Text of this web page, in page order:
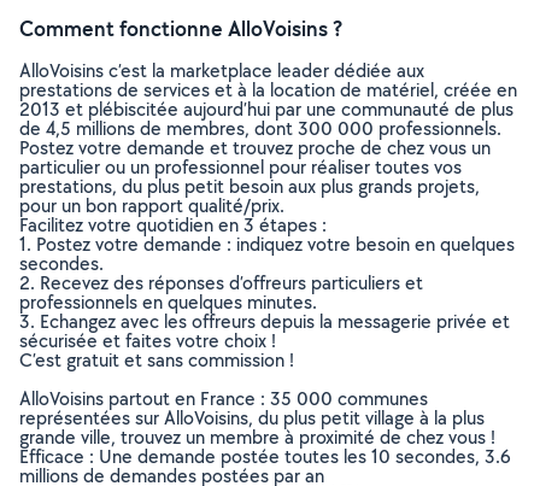
Comment fonctionne AlloVoisins ?
AlloVoisins c’est la marketplace leader dédiée aux
prestations de services et à la location de matériel, créée en
2013 et plébiscitée aujourd’hui par une communauté de plus
de 4,5 millions de membres, dont 300 000 professionnels.
Postez votre demande et trouvez proche de chez vous un
particulier ou un professionnel pour réaliser toutes vos
prestations, du plus petit besoin aux plus grands projets,
pour un bon rapport qualité/prix.
Facilitez votre quotidien en 3 étapes :
1. Postez votre demande : indiquez votre besoin en quelques
secondes.
2. Recevez des réponses d’offreurs particuliers et
professionnels en quelques minutes.
3. Echangez avec les offreurs depuis la messagerie privée et
sécurisée et faites votre choix !
C’est gratuit et sans commission !
AlloVoisins partout en France : 35 000 communes
représentées sur AlloVoisins, du plus petit village à la plus
grande ville, trouvez un membre à proximité de chez vous !
Efficace : Une demande postée toutes les 10 secondes, 3.6
millions de demandes postées par an